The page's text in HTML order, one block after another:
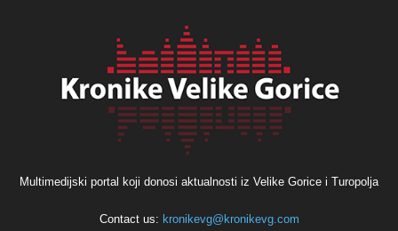
Multimedijski portal koji donosi aktualnosti iz Velike Gorice i Turopolja
Contact us: kronikevg@kronikevg.com